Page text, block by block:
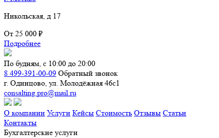
Никольская, д 17
От 25 000 ₽
Подробнее
По будням, с 10:00 до 20:00
8 499-391-00-09 Обратный звонок
г. Одинцово, ул. Молодёжная 46с1
consalting.pro@mail.ru
О компании Услуги Кейсы Стоимость Отзывы Статьи
Контакты
Бухгалтерские услуги